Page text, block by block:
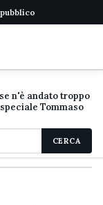
n'è andato troppo
Tommaso
CERCA